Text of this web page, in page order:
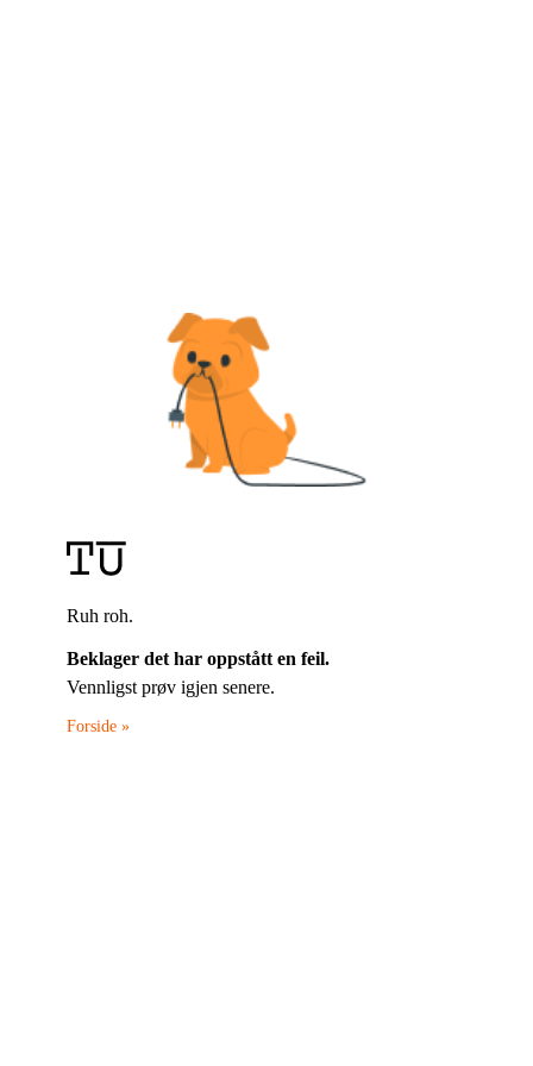
Ruh roh.
Beklager det har oppstått en feil.
Vennligst prøv igjen senere.
Forside »